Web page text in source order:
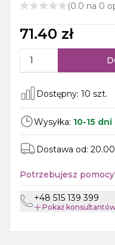
(0.0 na 0
71.40 zł
Dostępny: 10 szt.
Wysyłka: 10-15
Dostawa od: 20.00
Potrzebujesz
+48 515 139 399
Pokaż